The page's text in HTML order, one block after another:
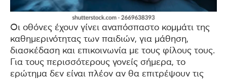
Οι οθόνες έχουν γίνει αναπόσπαστο κομμάτι της
καθημερινότητας των παιδιών, για μάθηση,
διασκέδαση και επικοινωνία με τους φίλους τους.
Για τους περισσότερους γονείς σήμερα, το
ερώτημα δεν είναι πλέον αν θα επιτρέψουν τις